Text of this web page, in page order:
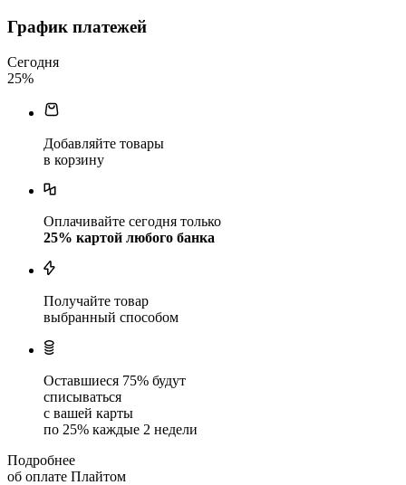
График платежей
Сегодня
25%
Добавляйте товары
в корзину
Оплачивайте сегодня только
25% картой любого банка
Получайте товар
выбранный способом
Оставшиеся 75% будут
списываться
с вашей карты
по 25% каждые 2 недели
Подробнее
об оплате Плайтом